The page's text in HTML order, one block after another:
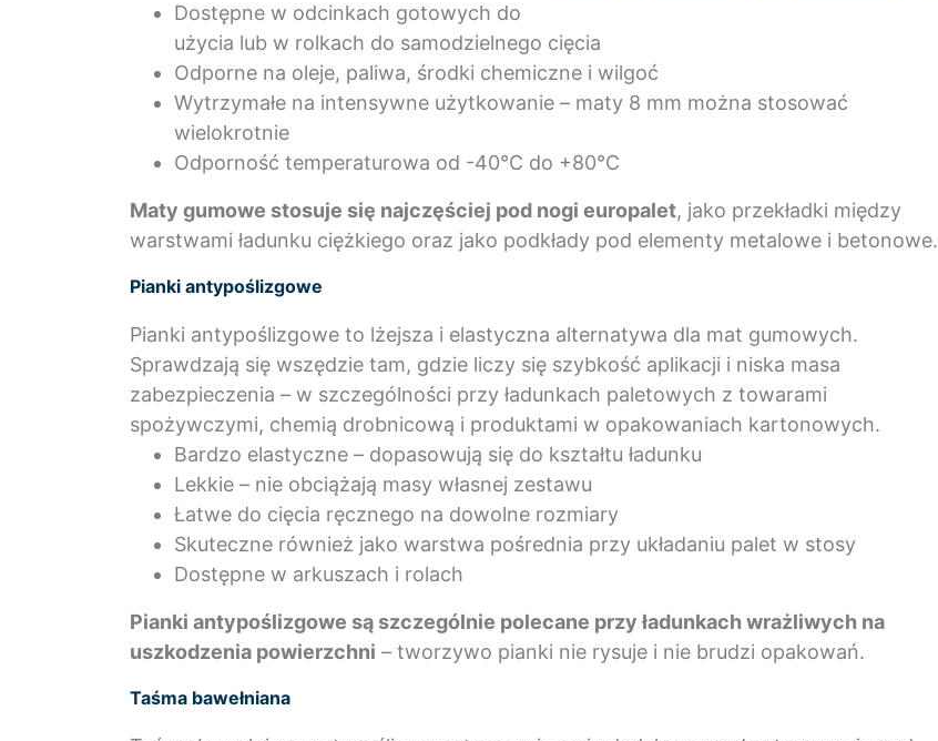
Dostępne w odcinkach gotowych do
użycia lub w rolkach do samodzielnego cięcia
Odporne na oleje, paliwa, środki chemiczne i wilgoć
Wytrzymałe na intensywne użytkowanie – maty 8 mm można stosować
wielokrotnie
Odporność temperaturowa od -40°C do +80°C
Maty gumowe stosuje się najczęściej pod nogi europalet, jako przekładki między
warstwami ładunku ciężkiego oraz jako podkłady pod elementy metalowe i betonowe.
Pianki antypoślizgowe
Pianki antypoślizgowe to lżejsza i elastyczna alternatywa dla mat gumowych.
Sprawdzają się wszędzie tam, gdzie liczy się szybkość aplikacji i niska masa
zabezpieczenia – w szczególności przy ładunkach paletowych z towarami
spożywczymi, chemią drobnicową i produktami w opakowaniach kartonowych.
Bardzo elastyczne – dopasowują się do kształtu ładunku
Lekkie – nie obciążają masy własnej zestawu
Łatwe do cięcia ręcznego na dowolne rozmiary
Skuteczne również jako warstwa pośrednia przy układaniu palet w stosy
Dostępne w arkuszach i rolach
Pianki antypoślizgowe są szczególnie polecane przy ładunkach wrażliwych na
uszkodzenia powierzchni – tworzywo pianki nie rysuje i nie brudzi opakowań.
Taśma bawełniana